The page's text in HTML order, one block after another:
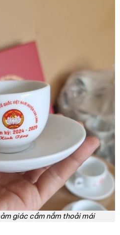
giác cầm nắm thoải mái